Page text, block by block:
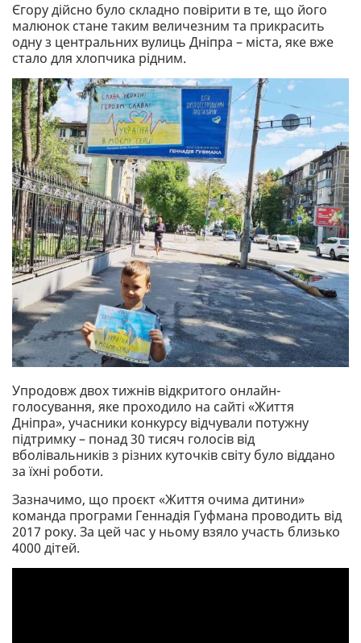
Єгору дійсно було складно повірити в те, що його
малюнок стане таким величезним та прикрасить
одну з центральних вулиць Дніпра – міста, яке вже
стало для хлопчика рідним.
Упродовж двох тижнів відкритого онлайн-
голосування, яке проходило на сайті «Життя
Дніпра», учасники конкурсу відчували потужну
підтримку – понад 30 тисяч голосів від
вболівальників з різних куточків світу було віддано
за їхні роботи.
Зазначимо, що проєкт «Життя очима дитини»
команда програми Геннадія Гуфмана проводить від
2017 року. За цей час у ньому взяло участь близько
4000 дітей.